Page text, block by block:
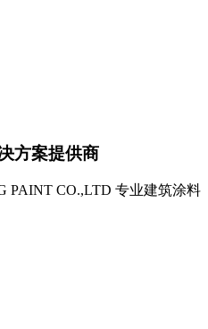
方案提供商
PAINT CO.,LTD 专业建筑涂料